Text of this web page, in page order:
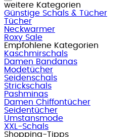
weitere Kategorien
Günstige Schals & Tücher
Tücher
Neckwarmer
Roxy Sale
Empfohlene Kategorien
Kaschmirschals
Damen Bandanas
Modetücher
Seidenschals
Strickschals
Pashminas
Damen Chiffontücher
Seidentücher
Umstansmode
XXL-Schals
Shopping-Tipps